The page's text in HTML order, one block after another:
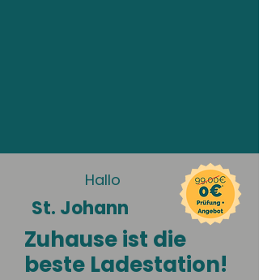
Hallo
St. Johann
Zuhause ist die
beste Ladestation!